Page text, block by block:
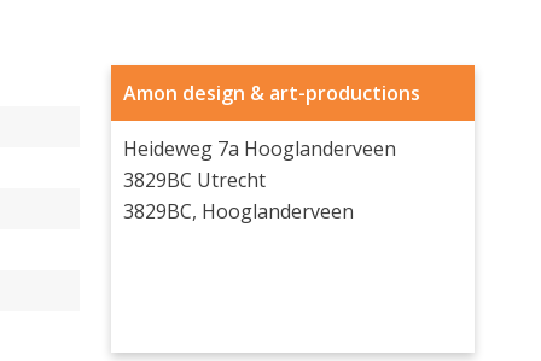
Amon design & art-productions
Heideweg 7a Hooglanderveen
3829BC Utrecht
3829BC, Hooglanderveen